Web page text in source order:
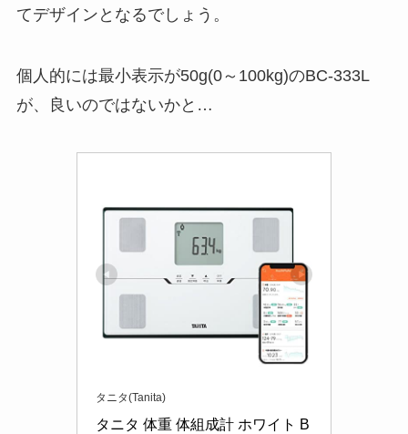
てデザインとなるでしょう。
個人的には最小表示が50g(0～100kg)のBC-333L
が、良いのではないかと…
タニタ(Tanita)
タニタ 体重 体組成計 ホワイト B